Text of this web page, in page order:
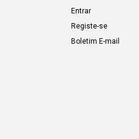
Entrar
Registe-se
Boletim E-mail